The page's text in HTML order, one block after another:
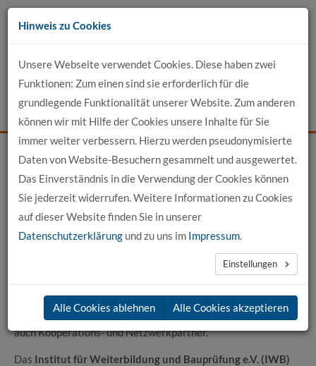
Zum
Inhalt
Events News Login Suche
Kontakt
Startseite Unser Profil Fort- und Weiterbildung
Fort- und Weiterbildung an der hochschule 21
Die hochschule 21 entwickelt interdisziplinäre,
Weiterbildung. Träger der Veranstaltungen sind sowohl die
hochschuleigenen Anbieter von Fort- und Weiterbildung als
auch Kooperations- und Netzwerkpartner.
Das Institut für Weiterbildung und Bauprüfung e.V. (IWB)
Hinweis zu Cookies
Unsere Webseite verwendet Cookies. Diese haben zwei
Funktionen: Zum einen sind sie erforderlich für die
grundlegende Funktionalität unserer Website. Zum anderen
können wir mit Hilfe der Cookies unsere Inhalte für Sie
immer weiter verbessern. Hierzu werden pseudonymisierte
Daten von Website-Besuchern gesammelt und ausgewertet.
Das Einverständnis in die Verwendung der Cookies können
Sie jederzeit widerrufen. Weitere Informationen zu Cookies
auf dieser Website finden Sie in unserer
Datenschutzerklärung und zu uns im Impressum.
Einstellungen
Alle Cookies ablehnen Alle Cookies akzeptieren